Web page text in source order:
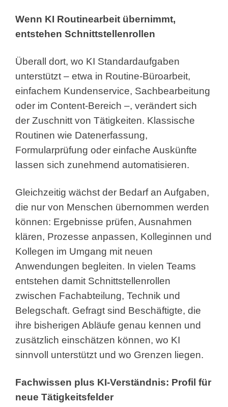
Wenn KI Routinearbeit übernimmt,
entstehen Schnittstellenrollen
Überall dort, wo KI Standardaufgaben
unterstützt – etwa in Routine-Büroarbeit,
einfachem Kundenservice, Sachbearbeitung
oder im Content-Bereich –, verändert sich
der Zuschnitt von Tätigkeiten. Klassische
Routinen wie Datenerfassung,
Formularprüfung oder einfache Auskünfte
lassen sich zunehmend automatisieren.
Gleichzeitig wächst der Bedarf an Aufgaben,
die nur von Menschen übernommen werden
können: Ergebnisse prüfen, Ausnahmen
klären, Prozesse anpassen, Kolleginnen und
Kollegen im Umgang mit neuen
Anwendungen begleiten. In vielen Teams
entstehen damit Schnittstellenrollen
zwischen Fachabteilung, Technik und
Belegschaft. Gefragt sind Beschäftigte, die
ihre bisherigen Abläufe genau kennen und
zusätzlich einschätzen können, wo KI
sinnvoll unterstützt und wo Grenzen liegen.
Fachwissen plus KI-Verständnis: Profil für
neue Tätigkeitsfelder